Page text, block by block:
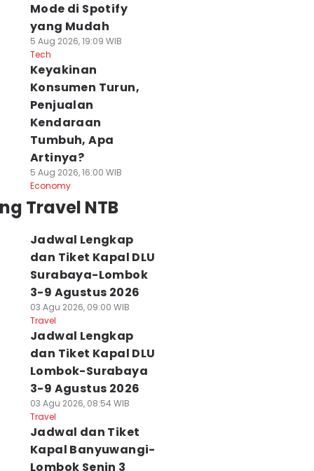
Mode di Spotify
yang Mudah
5 Aug 2026, 19:09 WIB
Tech
Keyakinan
Konsumen Turun,
Penjualan
Kendaraan
Tumbuh, Apa
Artinya?
5 Aug 2026, 16:00 WIB
Economy
Travel NTB
Jadwal Lengkap
dan Tiket Kapal DLU
Surabaya-Lombok
3-9 Agustus 2026
03 Agu 2026, 09:00 WIB
Travel
Jadwal Lengkap
dan Tiket Kapal DLU
Lombok-Surabaya
3-9 Agustus 2026
03 Agu 2026, 08:54 WIB
Travel
Jadwal dan Tiket
Kapal Banyuwangi-
Lombok Senin 3